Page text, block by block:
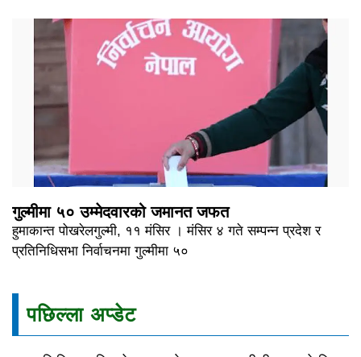
गुल्मीमा ५० उम्मेदवारको जमानत जफत
हुमाकान्त पोखरेलगुल्मी, ११ मंसिर । मंसिर ४ गते सम्पन्न प्रदेश र
प्रतिनिधिसभा निर्वाचनमा गुल्मीमा ५०
पछिल्ला अप्डेट